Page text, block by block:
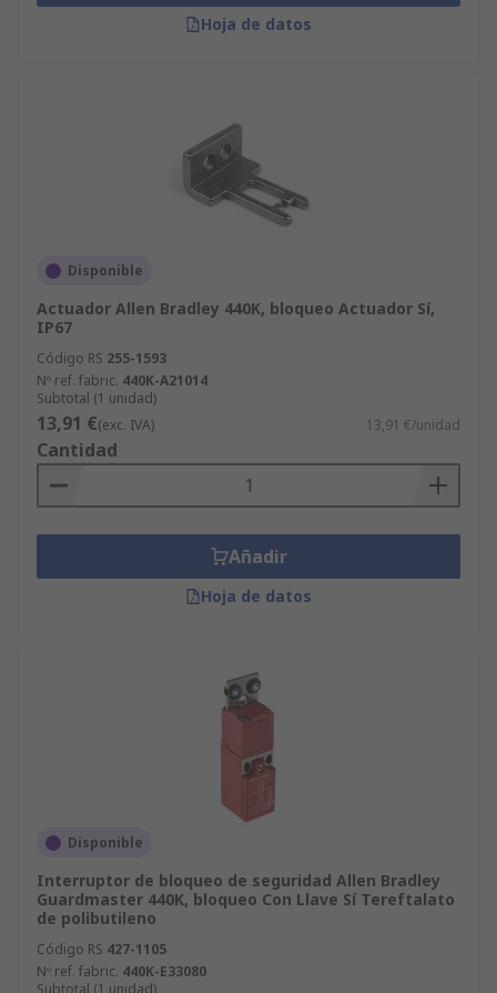
Hoja de datos
Disponible
Actuador Allen Bradley 440K, bloqueo Actuador Sí,
IP67
Código RS 255-1593
Nº ref. fabric. 440K-A21014
Subtotal (1 unidad)
13,91 €(exc. IVA) 13,91 €/unidad
Cantidad
Añadir
Hoja de datos
Disponible
Interruptor de bloqueo de seguridad Allen Bradley
Guardmaster 440K, bloqueo Con Llave Sí Tereftalato
de polibutileno
Código RS 427-1105
Nº ref. fabric. 440K-E33080
Subtotal (1 unidad)